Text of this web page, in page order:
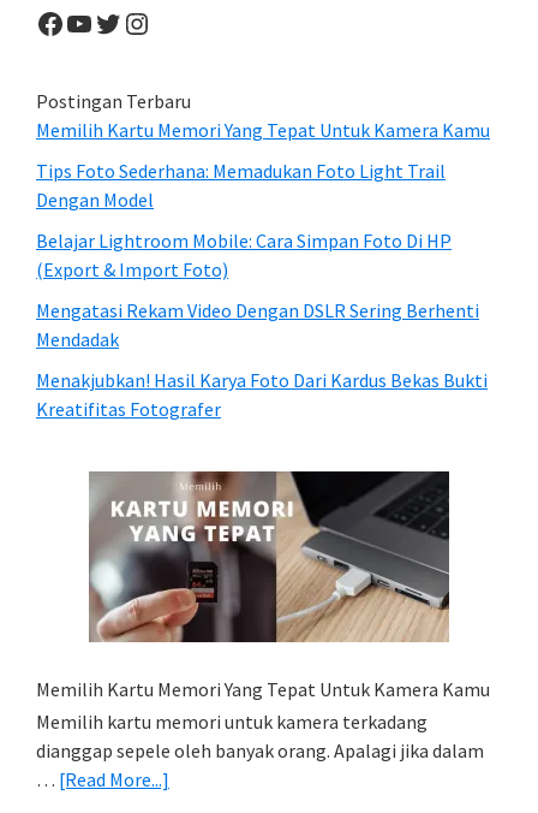
Facebook
YouTube
Twitter
Instagram
Postingan Terbaru
Memilih Kartu Memori Yang Tepat Untuk Kamera Kamu
Tips Foto Sederhana: Memadukan Foto Light Trail
Dengan Model
Belajar Lightroom Mobile: Cara Simpan Foto Di HP
(Export & Import Foto)
Mengatasi Rekam Video Dengan DSLR Sering Berhenti
Mendadak
Menakjubkan! Hasil Karya Foto Dari Kardus Bekas Bukti
Kreatifitas Fotografer
Memilih Kartu Memori Yang Tepat Untuk Kamera Kamu
Memilih kartu memori untuk kamera terkadang
dianggap sepele oleh banyak orang. Apalagi jika dalam
… [Read More...]